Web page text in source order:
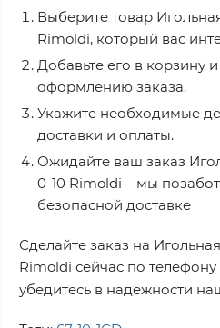
Выберите товар
Rimoldi, который вас
Добавьте его в корзину
оформлению заказа.
Укажите необходимые
доставки и оплаты.
Ожидайте ваш заказ
0-10 Rimoldi – мы
безопасной доставке
Сделайте заказ на
Rimoldi сейчас по телефону
убедитесь в надежности